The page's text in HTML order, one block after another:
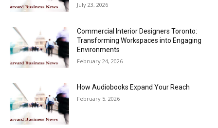
July 23, 2026
Commercial Interior Designers Toronto:
Transforming Workspaces into Engaging
Environments
February 24, 2026
How Audiobooks Expand Your Reach
February 5, 2026